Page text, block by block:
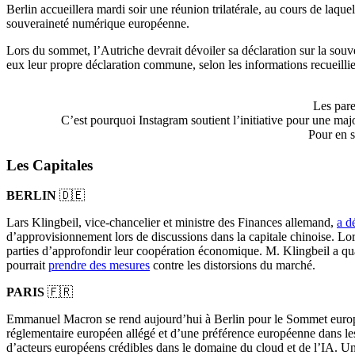
Berlin accueillera mardi soir une réunion trilatérale, au cours de
souveraineté numérique européenne.
Lors du sommet, l’Autriche devrait dévoiler sa déclaration sur la
eux leur propre déclaration commune, selon les informations
Les
C’est pourquoi Instagram soutient l’initiative pour une
Pour en
Les Capitales
BERLIN 🇩🇪
Lars Klingbeil, vice-chancelier et ministre des Finances allemand, a
d’approvisionnement lors de discussions dans la capitale chinoise.
parties d’approfondir leur coopération économique. M. Klingbeil a
pourrait prendre des mesures contre les distorsions du marché.
PARIS 🇫🇷
Emmanuel Macron se rend aujourd’hui à Berlin pour le Sommet
réglementaire européen allégé et d’une préférence européenne
d’acteurs européens crédibles dans le domaine du cloud et de l’IA.